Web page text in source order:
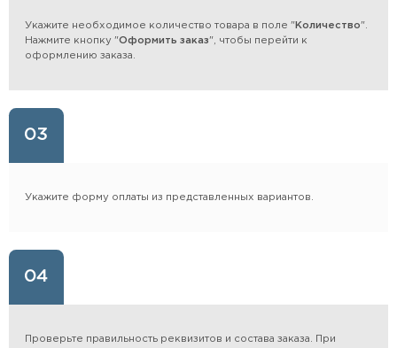
Укажите необходимое количество товара в поле " Количество".
Нажмите кнопку "Оформить заказ", чтобы перейти к
оформлению заказа.
03
Укажите форму оплаты из представленных вариантов.
04
Проверьте правильность реквизитов и состава заказа. При